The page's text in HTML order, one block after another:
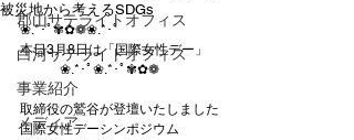
郡山サテライトオフィス
白河サテライトオフィス
事業紹介
メディア
被災地から考えるSDGs
❀.*･ﾟ✾✿❁︎❀.*･ﾟ
本日3月8日は「国際女性デー」
❀.*･ﾟ❀.*･ﾟ✾✿❁︎
取締役の鷲谷が登壇いたしました
国際女性デーシンポジウム